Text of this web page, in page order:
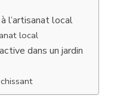
l’artisanat local
local
dans un jardin